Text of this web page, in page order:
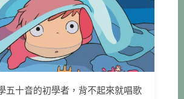
五十音的初學者，背不起來就唱歌